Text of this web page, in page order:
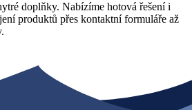
doplňky. Nabízíme hotová řešení i
produktů přes kontaktní formuláře až